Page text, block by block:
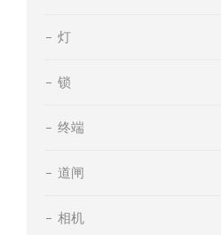
灯
锁
终端
道闸
相机